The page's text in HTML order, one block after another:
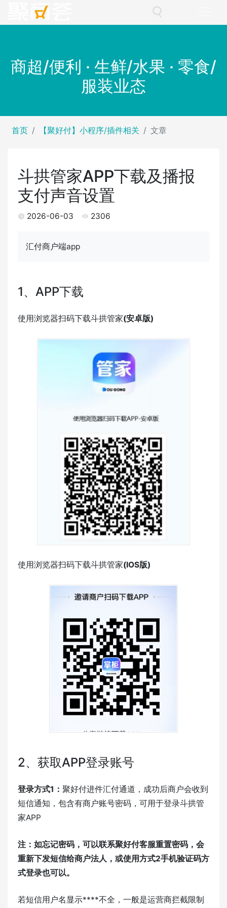
商超/便利 · 生鲜/水果 · 零食/
服装业态
首页 【聚好付】小程序/插件相关 文章
斗拱管家APP下载及播报
支付声音设置
2026-06-03 2306
汇付商户端app
1、APP下载
使用浏览器扫码下载斗拱管家(安卓版)
使用浏览器扫码下载斗拱管家(IOS版)
2、获取APP登录账号
登录方式1： 聚好付进件汇付通道，成功后商户会收到
短信通知，包含有商户账号密码，可用于登录斗拱管
家APP
注：如忘记密码，可以联系聚好付客服重置密码，会
重新下发短信给商户法人，或使用方式2手机验证码方
式登录也可以。
若短信用户名显示****不全，一般是运营商拦截限制